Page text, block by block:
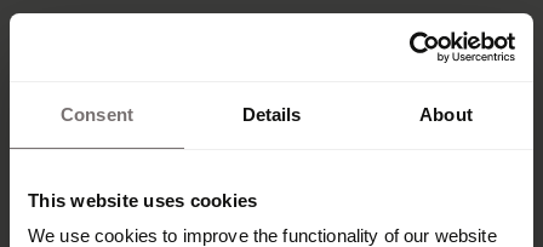
Consent Details About
This website uses cookies
We use cookies to improve the functionality of our website
Frontify pour les agences
Devenir partenaire